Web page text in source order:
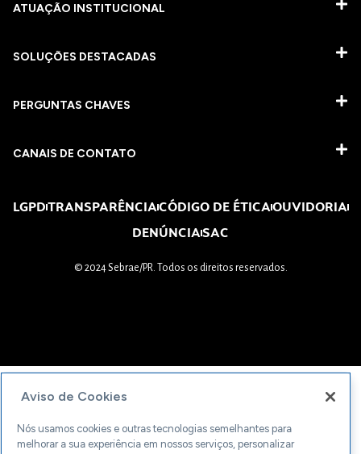
ATUAÇÃO INSTITUCIONAL
SOLUÇÕES DESTACADAS
PERGUNTAS CHAVES​
CANAIS DE CONTATO
LGPDTRANSPARÊNCIACÓDIGO DE ÉTICAOUVIDORIA
DENÚNCIASAC
© 2024 Sebrae/PR. Todos os direitos reservados.
Aviso de Cookies
Nós usamos cookies e outras tecnologias semelhantes para
melhorar a sua experiência em nossos serviços, personalizar